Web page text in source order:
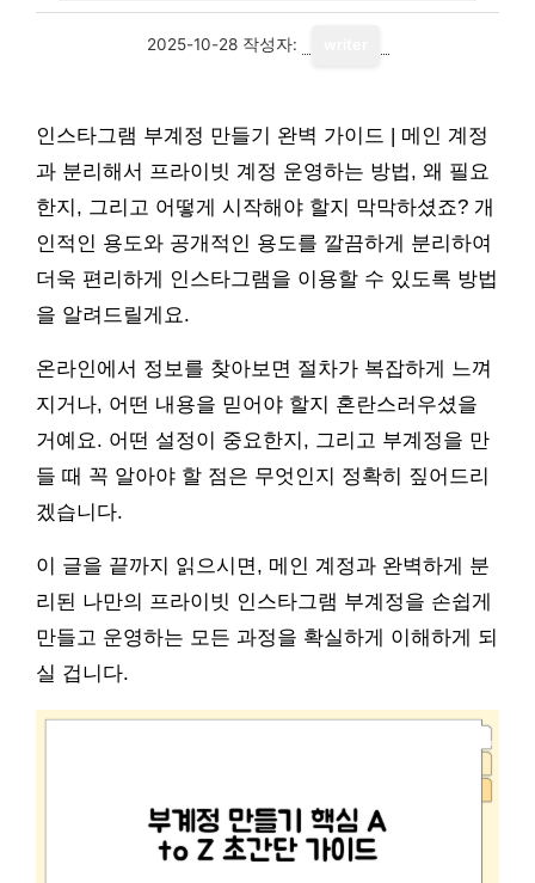
2025-10-28 작성자:
인스타그램 부계정 만들기 완벽 가이드 | 메인 계정
과 분리해서 프라이빗 계정 운영하는 방법, 왜 필요
한지, 그리고 어떻게 시작해야 할지 막막하셨죠? 개
인적인 용도와 공개적인 용도를 깔끔하게 분리하여
더욱 편리하게 인스타그램을 이용할 수 있도록 방법
을 알려드릴게요.
온라인에서 정보를 찾아보면 절차가 복잡하게 느껴
지거나, 어떤 내용을 믿어야 할지 혼란스러우셨을
거예요. 어떤 설정이 중요한지, 그리고 부계정을 만
들 때 꼭 알아야 할 점은 무엇인지 정확히 짚어드리
겠습니다.
이 글을 끝까지 읽으시면, 메인 계정과 완벽하게 분
리된 나만의 프라이빗 인스타그램 부계정을 손쉽게
만들고 운영하는 모든 과정을 확실하게 이해하게 되
실 겁니다.